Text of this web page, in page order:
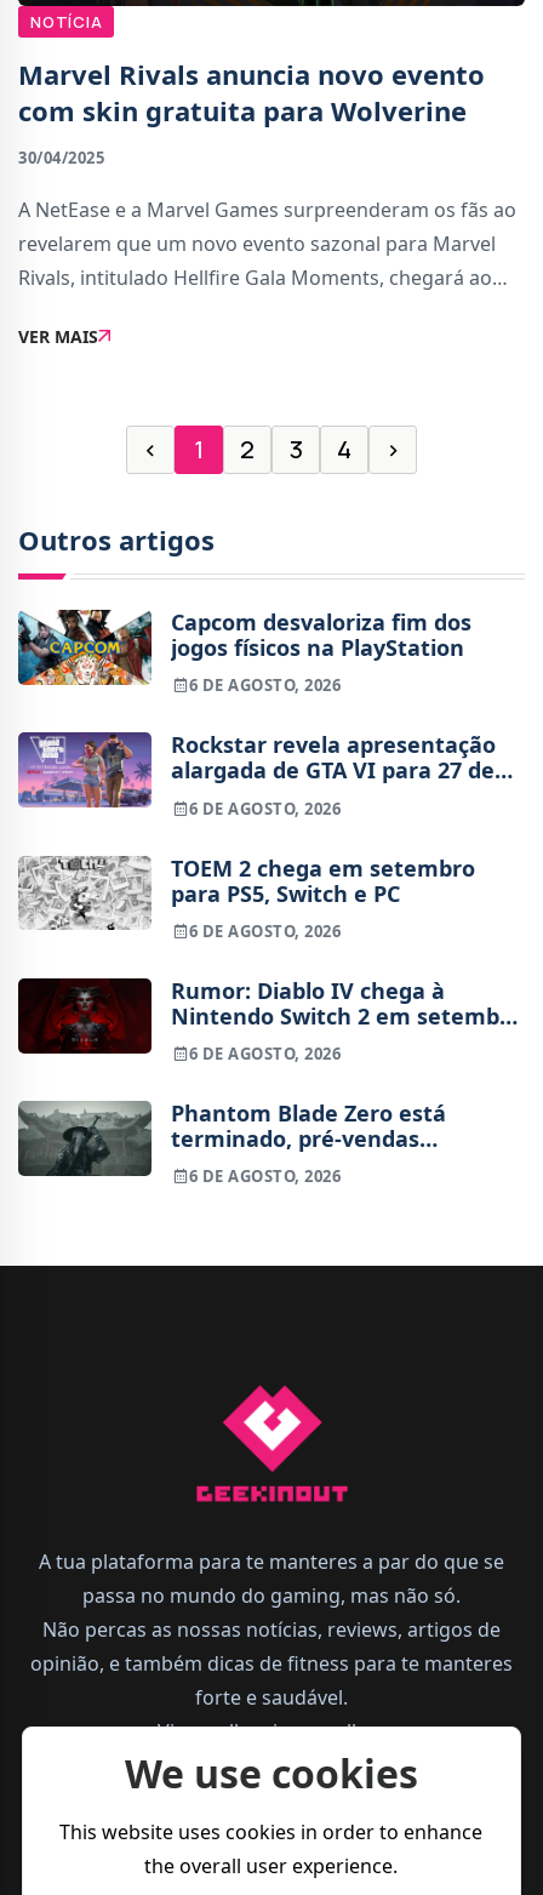
NOTÍCIA
Marvel Rivals anuncia novo evento
com skin gratuita para Wolverine
30/04/2025
A NetEase e a Marvel Games surpreenderam os fãs ao
revelarem que um novo evento sazonal para Marvel
Rivals, intitulado Hellfire Gala Moments, chegará ao
com várias novidades, que mostra as rec
VER MAIS
‹ 1 2 3 4 ›
Outros artigos
Capcom desvaloriza fim dos
jogos físicos na PlayStation
6 DE AGOSTO, 2026
Rockstar revela apresentação
alargada de GTA VI para 27 de
agosto
6 DE AGOSTO, 2026
TOEM 2 chega em setembro
para PS5, Switch e PC
6 DE AGOSTO, 2026
Rumor: Diablo IV chega à
Nintendo Switch 2 em setembro
e vai custar o preço de um jogo
novo
6 DE AGOSTO, 2026
Phantom Blade Zero está
terminado, pré-vendas
começam na próxima semana
6 DE AGOSTO, 2026
A tua plataforma para te manteres a par do que se
passa no mundo do gaming, mas não só.
Não percas as nossas notícias, reviews, artigos de
opinião, e também dicas de fitness para te manteres
forte e saudável.
Vive melhor, joga melhor.
We use cookies
This website uses cookies in order to enhance
the overall user experience.